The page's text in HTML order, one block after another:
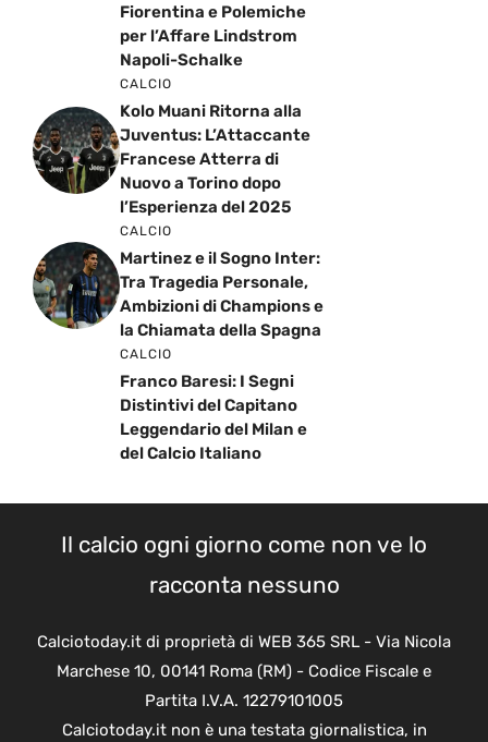
Fiorentina e Polemiche
per l’Affare Lindstrom
Napoli-Schalke
CALCIO
Kolo Muani Ritorna alla
Juventus: L’Attaccante
Francese Atterra di
Nuovo a Torino dopo
l’Esperienza del 2025
CALCIO
Martinez e il Sogno Inter:
Tra Tragedia Personale,
Ambizioni di Champions e
la Chiamata della Spagna
CALCIO
Franco Baresi: I Segni
Distintivi del Capitano
Leggendario del Milan e
del Calcio Italiano
Il calcio ogni giorno come non ve lo
racconta nessuno
Calciotoday.it di proprietà di WEB 365 SRL - Via Nicola
Marchese 10, 00141 Roma (RM) - Codice Fiscale e
Partita I.V.A. 12279101005
Calciotoday.it non è una testata giornalistica, in